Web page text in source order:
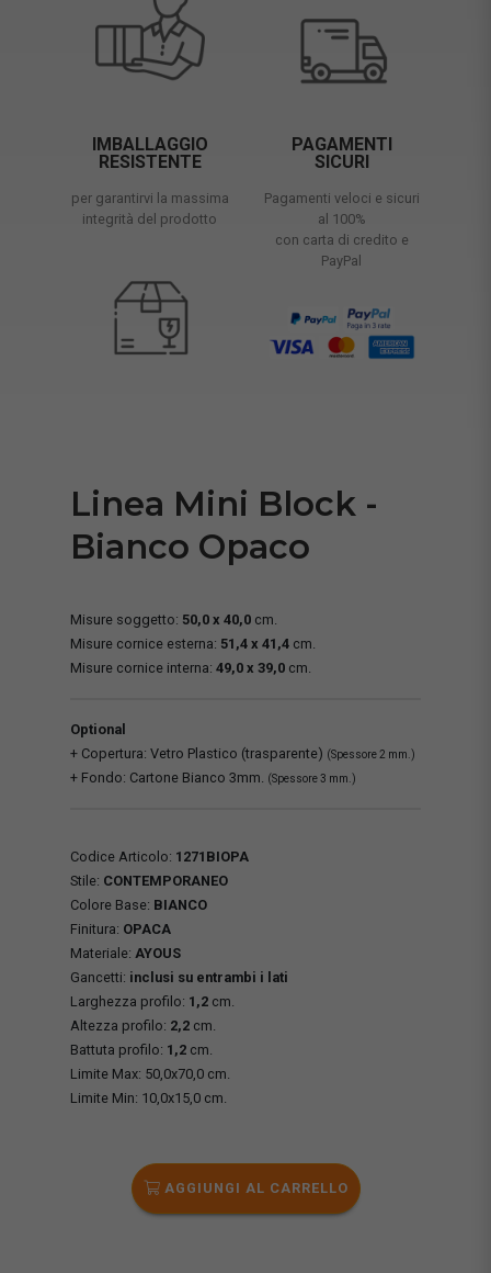
IMBALLAGGIO
RESISTENTE
per garantirvi la massima
integrità del prodotto
PAGAMENTI
SICURI
Pagamenti veloci e sicuri
al 100%
con carta di credito e
PayPal
Linea Mini Block -
Bianco Opaco
Misure soggetto: 50,0 x 40,0 cm.
Misure cornice esterna: 51,4 x 41,4 cm.
Misure cornice interna: 49,0 x 39,0 cm.
Optional
+ Copertura: Vetro Plastico (trasparente) (Spessore 2 mm.)
+ Fondo: Cartone Bianco 3mm. (Spessore 3 mm.)
Codice Articolo: 1271BIOPA
Stile: CONTEMPORANEO
Colore Base: BIANCO
Finitura: OPACA
Materiale: AYOUS
Gancetti: inclusi su entrambi i lati
Larghezza profilo: 1,2 cm.
Altezza profilo: 2,2 cm.
Battuta profilo: 1,2 cm.
Limite Max: 50,0x70,0 cm.
Limite Min: 10,0x15,0 cm.
AGGIUNGI AL CARRELLO